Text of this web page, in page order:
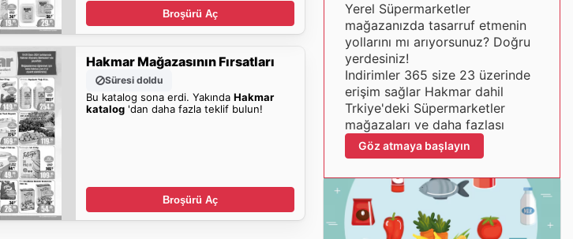
Broşürü Aç
Hakmar Mağazasının Fırsatları
Süresi doldu
Bu katalog sona erdi. YakındaHakmar
katalog 'dan daha fazla teklif bulun!
Broşürü Aç
Yerel Süpermarketler
mağazanızda tasarruf etmenin
yollarını mı arıyorsunuz? Doğru
yerdesiniz!
Indirimler 365 size 23 üzerinde
erişim sağlar Hakmar dahil
Trkiye'deki Süpermarketler
mağazaları ve daha fazlası
Göz atmaya başlayın